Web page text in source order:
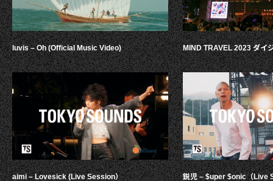
luvis – Oh (Official Music Video)
aimi – Lovesick (Live Session）
MIND TRAVEL 2023 ダイ
鋭児 – $uper $onic（Live